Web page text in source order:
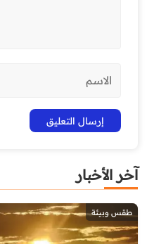
آخر الأخبار
طقس وبيئة